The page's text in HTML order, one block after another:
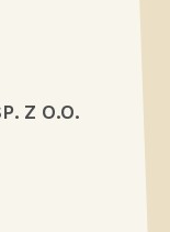
Z O.O.